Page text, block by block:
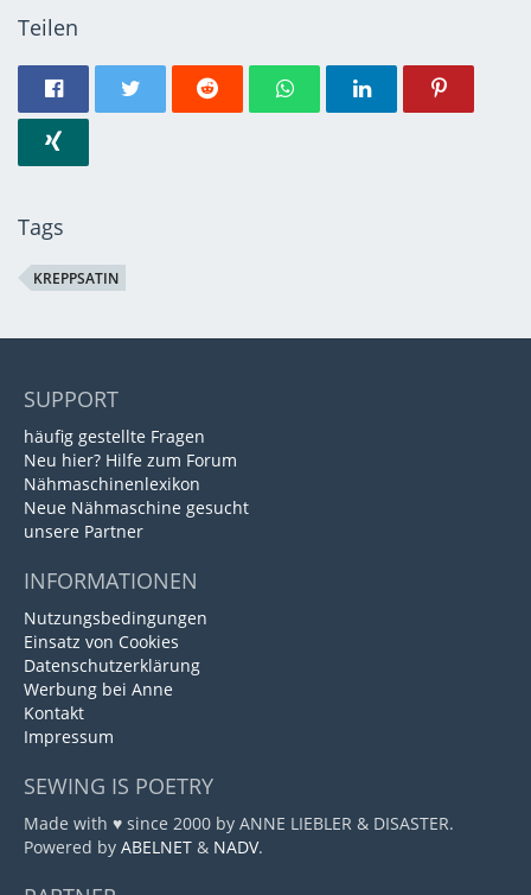
Teilen
Tags
KREPPSATIN
SUPPORT
häufig gestellte Fragen
Neu hier? Hilfe zum Forum
Nähmaschinenlexikon
Neue Nähmaschine gesucht
unsere Partner
INFORMATIONEN
Nutzungsbedingungen
Einsatz von Cookies
Datenschutzerklärung
Werbung bei Anne
Kontakt
Impressum
SEWING IS POETRY
Made with ♥ since 2000 by ANNE LIEBLER & DISASTER.
Powered by ABELNET & NADV.